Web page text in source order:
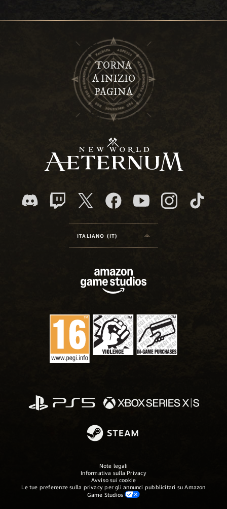
TORNA
A INIZIO
PAGINA
ITALIANO (IT)
Note legali
Informativa sulla Privacy
Avviso sui cookie
Le tue preferenze sulla privacy per gli annunci pubblicitari su Amazon
Game Studios